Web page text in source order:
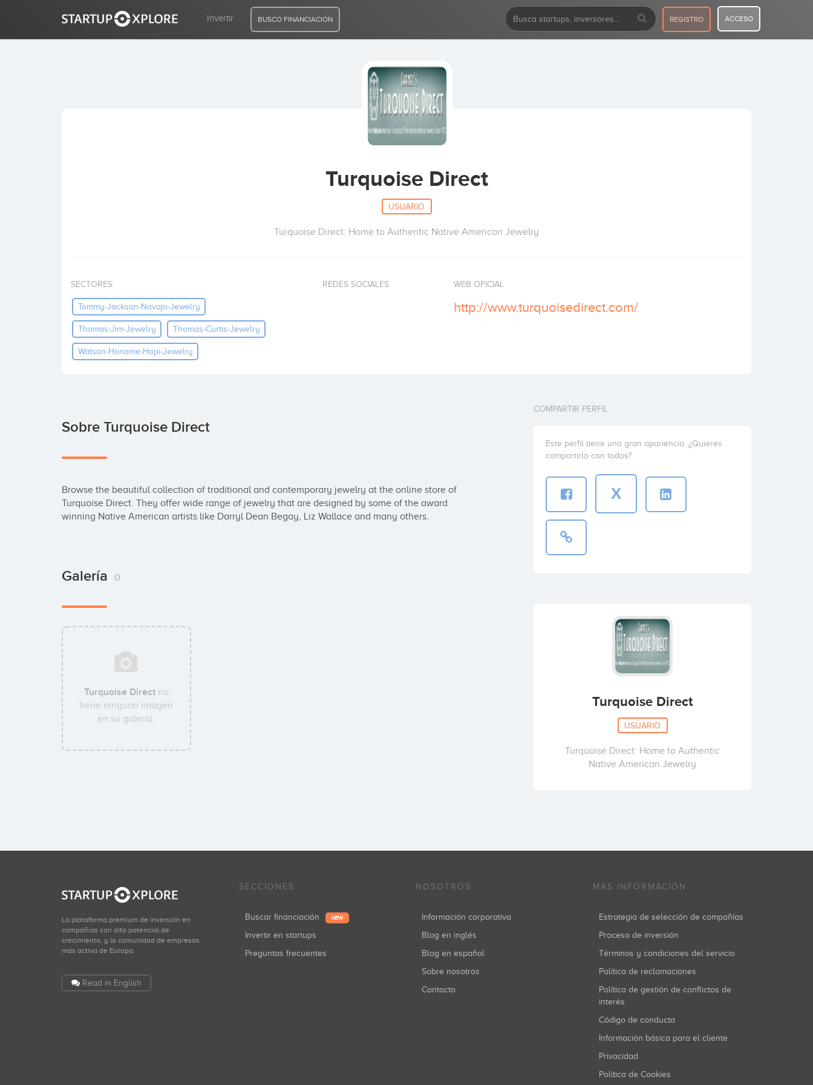
Invertir BUSCO FINANCIACIÓN REGISTRO ACCESO
Turquoise Direct
USUARIO
Turquoise Direct: Home to Authentic Native American Jewelry
SECTORES
Tommy-Jackson-Navajo-Jewelry
Thomas-Jim-Jewelry Thomas-Curtis-Jewelry
Watson-Honanie-Hopi-Jewelry
REDES SOCIALES WEB OFICIAL
http://www.turquoisedirect.com/
Sobre Turquoise Direct
Browse the beautiful collection of traditional and contemporary jewelry at the online store of
Turquoise Direct. They offer wide range of jewelry that are designed by some of the award
winning Native American artists like Darryl Dean Begay, Liz Wallace and many others.
Galería 0
Turquoise Directno
tiene ninguna imágen
en su galería.
COMPARTIR PERFIL
Este perfil tiene una gran apariencia. ¿Quieres
compartirlo con todos?
X
Turquoise Direct
USUARIO
Turquoise Direct: Home to Authentic
Native American Jewelry
La plataforma premium de inversión en
compañías con alto potencial de
crecimiento, y la comunidad de empresas
más activa de Europa.
Read in English
SECCIONES
Buscar financiación NEW
Invertir en startups
Preguntas frecuentes
NOSOTROS
Información corporativa
Blog en inglés
Blog en español
Sobre nosotros
Contacto
MÁS INFORMACIÓN
Estrategia de selección de compañías
Proceso de inversión
Términos y condiciones del servicio
Política de reclamaciones
Política de gestión de conflictos de
interés
Código de conducta
Información básica para el cliente
Privacidad
Política de Cookies